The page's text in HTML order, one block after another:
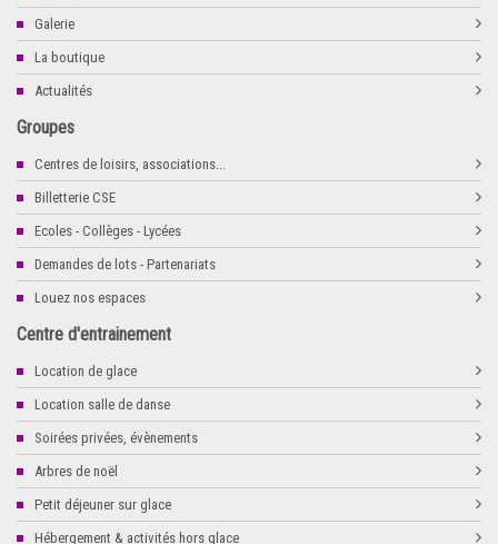
Galerie
La boutique
Actualités
Groupes
Centres de loisirs, associations...
Billetterie CSE
Ecoles - Collèges - Lycées
Demandes de lots - Partenariats
Louez nos espaces
Centre d'entrainement
Location de glace
Location salle de danse
Soirées privées, évènements
Arbres de noël
Petit déjeuner sur glace
Hébergement & activités hors glace